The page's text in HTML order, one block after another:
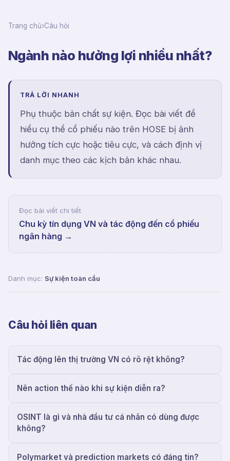
Trang chủ›Câu hỏi
Ngành nào hưởng lợi nhiều nhất?
TRẢ LỜI NHANH
Phụ thuộc bản chất sự kiện. Đọc bài viết để
hiểu cụ thể cổ phiếu nào trên HOSE bị ảnh
hưởng tích cực hoặc tiêu cực, và cách định vị
danh mục theo các kịch bản khác nhau.
Đọc bài viết chi tiết
Chu kỳ tín dụng VN và tác động đến cổ phiếu
ngân hàng →
Danh mục: Sự kiện toàn cầu
Câu hỏi liên quan
Tác động lên thị trường VN có rõ rệt không?
Nên action thế nào khi sự kiện diễn ra?
OSINT là gì và nhà đầu tư cá nhân có dùng được
không?
Polymarket và prediction markets có đáng tin?